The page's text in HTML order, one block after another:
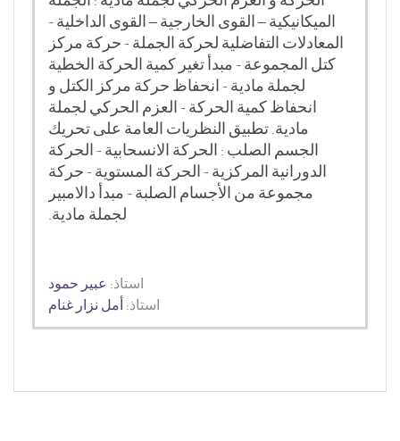
الميكانيكية – القوى الخارجية – القوى الداخلية -
المعادلات التفاضلية لحركة الجملة - حركة مركز
كتل المجموعة - مبدأ تغير كمية الحركة الخطية
لجملة مادية - انحفاظ حركة مركز الكتل و
انحفاظ كمية الحركة - العزم الحركي لجملة
مادية. تطبيق النظريات العامة على تحريك
الجسم الصلب : الحركة الانسحابية - الحركة
الدورانية المركزية - الحركة المستوية - حركة
مجموعة من الأجسام الصلبة - مبدأ دالامبير
لجملة مادية.
استاذ: عبير حمود
استاذ: أمل نزار غنام